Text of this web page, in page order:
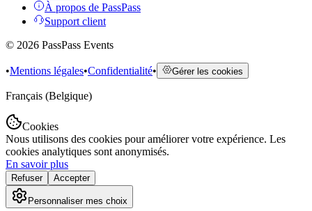
À propos de PassPass
Support client
© 2026 PassPass Events
•Mentions légales•Confidentialité• Gérer les cookies
Français (Belgique)
Cookies
Nous utilisons des cookies pour améliorer votre expérience. Les
cookies analytiques sont anonymisés.
En savoir plus
Refuser Accepter
Personnaliser mes choix